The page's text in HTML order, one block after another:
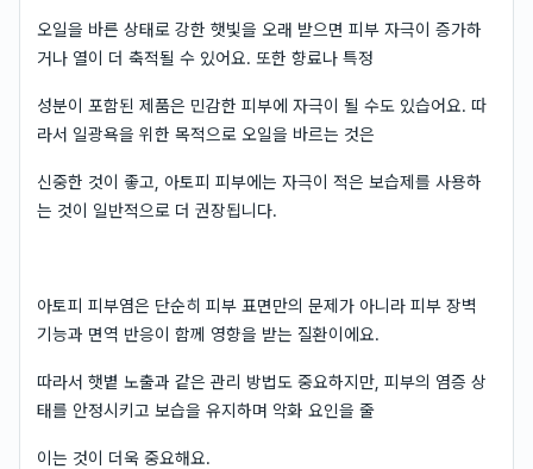
오일을 바른 상태로 강한 햇빛을 오래 받으면 피부 자극이 증가하
거나 열이 더 축적될 수 있어요. 또한 향료나 특정
성분이 포함된 제품은 민감한 피부에 자극이 될 수도 있습어요. 따
라서 일광욕을 위한 목적으로 오일을 바르는 것은
신중한 것이 좋고, 아토피 피부에는 자극이 적은 보습제를 사용하
는 것이 일반적으로 더 권장됩니다.
아토피 피부염은 단순히 피부 표면만의 문제가 아니라 피부 장벽
기능과 면역 반응이 함께 영향을 받는 질환이에요.
따라서 햇볕 노출과 같은 관리 방법도 중요하지만, 피부의 염증 상
태를 안정시키고 보습을 유지하며 악화 요인을 줄
이는 것이 더욱 중요해요.